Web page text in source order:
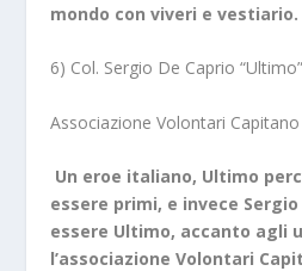
mondo con viveri e vestiario.
6) Col. Sergio De Caprio “Ultimo”
Associazione Volontari
Un eroe italiano, Ultimo
essere primi, e invece Sergio
essere Ultimo, accanto agli
l’associazione Volontari